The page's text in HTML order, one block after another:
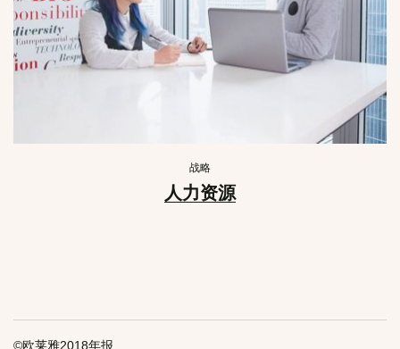
战略
人力资源
©欧莱雅2018年报